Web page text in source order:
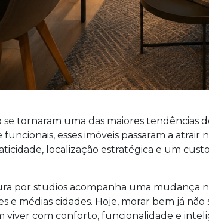
tornaram uma das maiores tendências
esses imóveis passaram a atrair
localização estratégica e um
por studios acompanha uma mudança
e médias cidades. Hoje, morar bem já
viver com conforto, funcionalidade e